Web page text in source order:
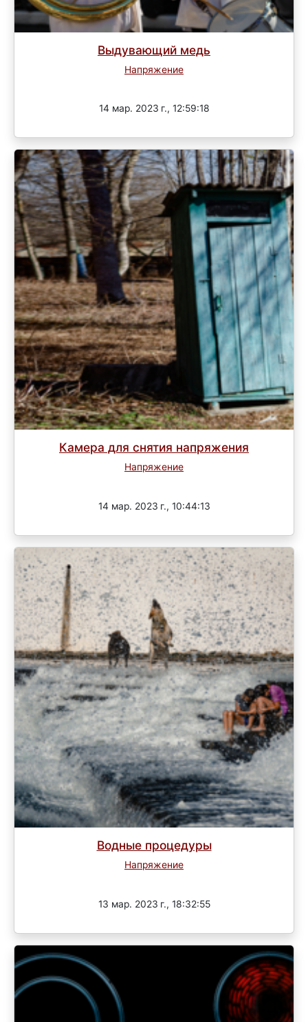
Выдувающий медь
Напряжение
14 мар. 2023 г., 12:59:18
Камера для снятия напряжения
Напряжение
14 мар. 2023 г., 10:44:13
Водные процедуры
Напряжение
13 мар. 2023 г., 18:32:55